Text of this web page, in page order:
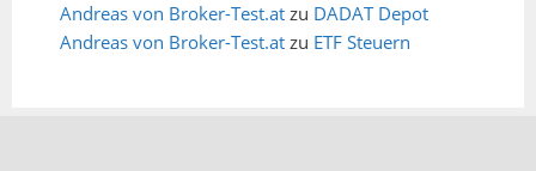
Andreas von Broker-Test.at zu DADAT Depot
Andreas von Broker-Test.at zu ETF Steuern